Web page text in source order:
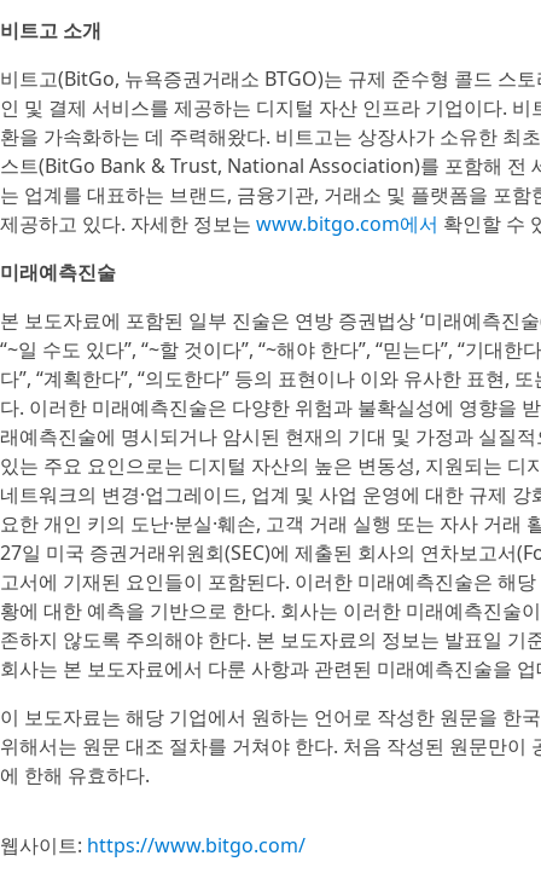
비트고 소개
비트고(BitGo, 뉴욕증권거래소 BTGO)는 규제 준수형 콜드 스
인 및 결제 서비스를 제공하는 디지털 자산 인프라 기업이다.
환을 가속화하는 데 주력해왔다. 비트고는 상장사가 소유한 최
스트(BitGo Bank & Trust, National Association)를 포함해 전
는 업계를 대표하는 브랜드, 금융기관, 거래소 및 플랫폼을 포
제공하고 있다. 자세한 정보는 www.bitgo.com에서 확인할 수
미래예측진술
본 보도자료에 포함된 일부 진술은 연방 증권법상 ‘미래예측
“~일 수도 있다”, “~할 것이다”, “~해야 한다”, “믿는다”, “기대한
다”, “계획한다”, “의도한다” 등의 표현이나 이와 유사한 표현,
다. 이러한 미래예측진술은 다양한 위험과 불확실성에 영향을
래예측진술에 명시되거나 암시된 현재의 기대 및 가정과 실질
있는 주요 요인으로는 디지털 자산의 높은 변동성, 지원되는
네트워크의 변경·업그레이드, 업계 및 사업 운영에 대한 규제
요한 개인 키의 도난·분실·훼손, 고객 거래 실행 또는 자사 거
27일 미국 증권거래위원회(SEC)에 제출된 회사의 연차보고서
고서에 기재된 요인들이 포함된다. 이러한 미래예측진술은 해
황에 대한 예측을 기반으로 한다. 회사는 이러한 미래예측진술
존하지 않도록 주의해야 한다. 본 보도자료의 정보는 발표일
회사는 본 보도자료에서 다룬 사항과 관련된 미래예측진술을
이 보도자료는 해당 기업에서 원하는 언어로 작성한 원문을 한
위해서는 원문 대조 절차를 거쳐야 한다. 처음 작성된 원문만
에 한해 유효하다.
웹사이트: https://www.bitgo.com/